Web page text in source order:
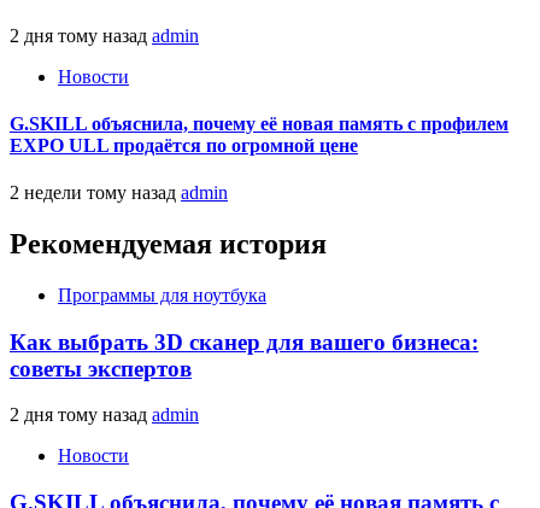
2 дня тому назад admin
Новости
G.SKILL объяснила, почему её новая память с профилем
EXPO ULL продаётся по огромной цене
2 недели тому назад admin
Рекомендуемая история
Программы для ноутбука
Как выбрать 3D сканер для вашего бизнеса:
советы экспертов
2 дня тому назад admin
Новости
G.SKILL объяснила, почему её новая память с